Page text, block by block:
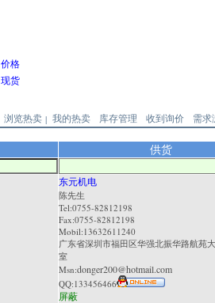
价格
现货
浏览热卖 | 我的热卖 库存管理 收到询价 需求
供货
东元机电
陈先生
Tel:0755-82812198
Fax:0755-82812198
Mobil:13632611240
广东省深圳市福田区华强北振华路航苑
室
Msn:donger200@hotmail.com
QQ: 133456466
屏蔽